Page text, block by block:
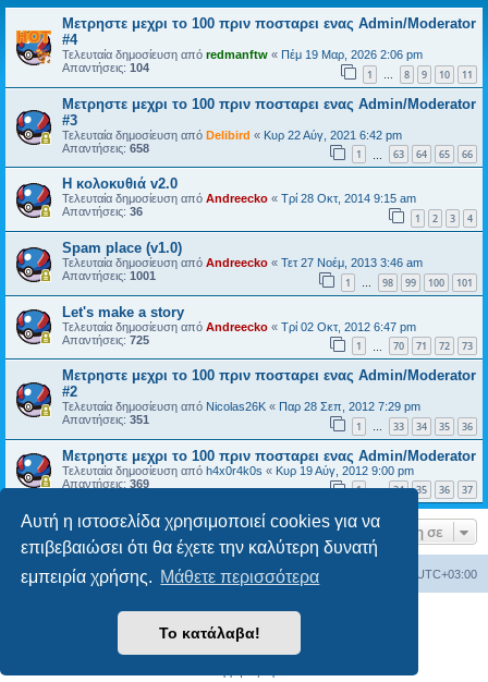
Αυτή η ιστοσελίδα χρησιμοποιεί cookies για να
επιβεβαιώσει ότι θα έχετε την καλύτερη δυνατή
εμπειρία χρήσης. Μάθετε περισσότερα
Το κατάλαβα!
Μετρηστε μεχρι το 100 πριν ποσταρει ενας Admin/Moderator
#4
Τελευταία δημοσίευση από redmanftw « Πέμ 19 Μαρ, 2026 2:06 pm
Απαντήσεις: 104 1 … 8 9 10 11
Μετρηστε μεχρι το 100 πριν ποσταρει ενας Admin/Moderator
#3
Τελευταία δημοσίευση από Delibird « Κυρ 22 Αύγ, 2021 6:42 pm
Απαντήσεις: 658 1 63 64 65 66
Η κολοκυθιά v2.0
Τελευταία δημοσίευση από Andreecko « Τρί 28 Οκτ, 2014 9:15 am
Απαντήσεις: 36 1 2 3 4
Spam place (v1.0)
Τελευταία δημοσίευση από Andreecko « Τετ 27 Νοέμ, 2013 3:46 am
Απαντήσεις: 1001 1 … 98 99 100 101
Let's make a story
Τελευταία δημοσίευση από Andreecko « Τρί 02 Οκτ, 2012 6:47 pm
Απαντήσεις: 725 1 70 71 72 73
Μετρηστε μεχρι το 100 πριν ποσταρει ενας Admin/Moderator
#2
Τελευταία δημοσίευση από Nicolas26K « Παρ 28 Σεπ, 2012 7:29 pm
Απαντήσεις: 351 1 … 33 34 35 36
Μετρηστε μεχρι το 100 πριν ποσταρει ενας Admin/Moderator
Τελευταία δημοσίευση από h4x0r4k0s « Κυρ 19 Αύγ, 2012 9:00 pm
Απαντήσεις: 369 1 … 34 35 36 37
Μετάβαση σε
Ευρετήριο Δ. Συζήτησης Όλοι οι χρόνοι είναι UTC+03:00
Δημιουργήθηκε απόphpBB® Forum Software © phpBB Limited
Ελληνική μετάφραση από τοphpbbgr.com